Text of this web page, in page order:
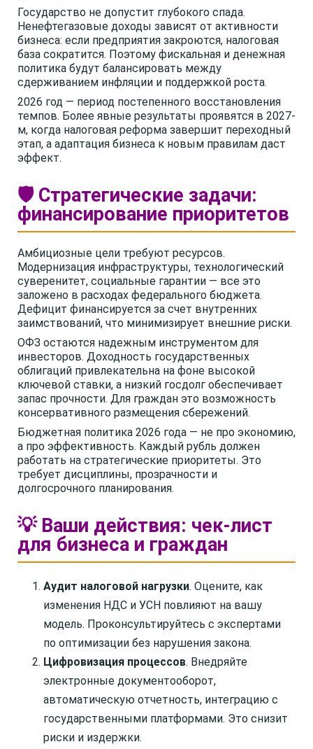
Государство не допустит глубокого спада.
Ненефтегазовые доходы зависят от активности
бизнеса: если предприятия закроются, налоговая
база сократится. Поэтому фискальная и денежная
политика будут балансировать между
сдерживанием инфляции и поддержкой роста.
2026 год — период постепенного восстановления
темпов. Более явные результаты проявятся в 2027-
м, когда налоговая реформа завершит переходный
этап, а адаптация бизнеса к новым правилам даст
эффект.
🛡️ Стратегические задачи:
финансирование приоритетов
Амбициозные цели требуют ресурсов.
Модернизация инфраструктуры, технологический
суверенитет, социальные гарантии — все это
заложено в расходах федерального бюджета.
Дефицит финансируется за счет внутренних
заимствований, что минимизирует внешние риски.
ОФЗ остаются надежным инструментом для
инвесторов. Доходность государственных
облигаций привлекательна на фоне высокой
ключевой ставки, а низкий госдолг обеспечивает
запас прочности. Для граждан это возможность
консервативного размещения сбережений.
Бюджетная политика 2026 года — не про экономию,
а про эффективность. Каждый рубль должен
работать на стратегические приоритеты. Это
требует дисциплины, прозрачности и
долгосрочного планирования.
💡 Ваши действия: чек-лист
для бизнеса и граждан
Аудит налоговой нагрузки. Оцените, как
изменения НДС и УСН повлияют на вашу
модель. Проконсультируйтесь с экспертами
по оптимизации без нарушения закона.
Цифровизация процессов. Внедряйте
электронные документооборот,
автоматическую отчетность, интеграцию с
государственными платформами. Это снизит
риски и издержки.